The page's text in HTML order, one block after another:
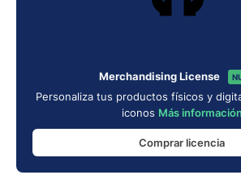
Merchandising License
Personaliza tus productos físicos y
iconos Más información
Comprar licencia